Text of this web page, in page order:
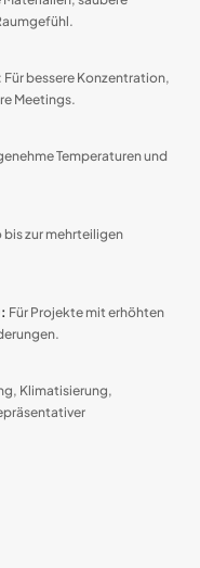
: Für bessere Konzentration,
Meetings.
Temperaturen und
bis zur mehrteiligen
Für Projekte mit erhöhten
Klimatisierung,